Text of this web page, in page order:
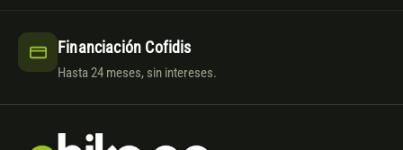
Financiación Cofidis
Hasta 24 meses, sin intereses.